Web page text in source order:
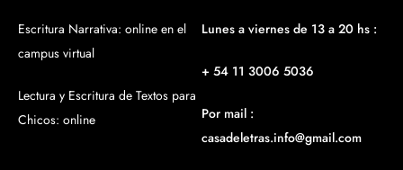
Escritura Narrativa: online en el
campus virtual
Lectura y Escritura de Textos para
Chicos: online
Lunes a viernes de 13 a 20 hs :
+ 54 11 3006 5036
Por mail :
casadeletras.info@gmail.com